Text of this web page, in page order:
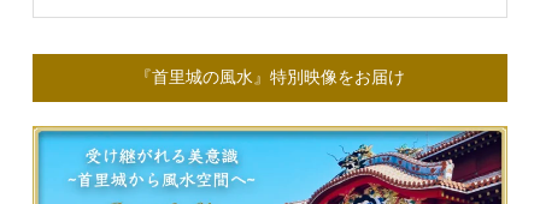
『首里城の風水』特別映像をお届け